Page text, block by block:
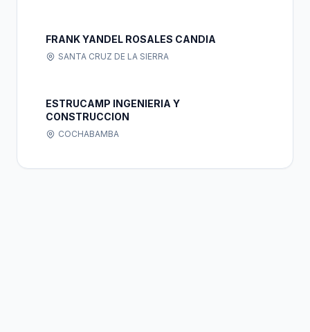
FRANK YANDEL ROSALES CANDIA
SANTA CRUZ DE LA SIERRA
ESTRUCAMP INGENIERIA Y
CONSTRUCCION
COCHABAMBA